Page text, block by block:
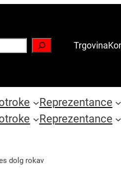
Trgovina
Reprezentance
Reprezentance
dolg rokav